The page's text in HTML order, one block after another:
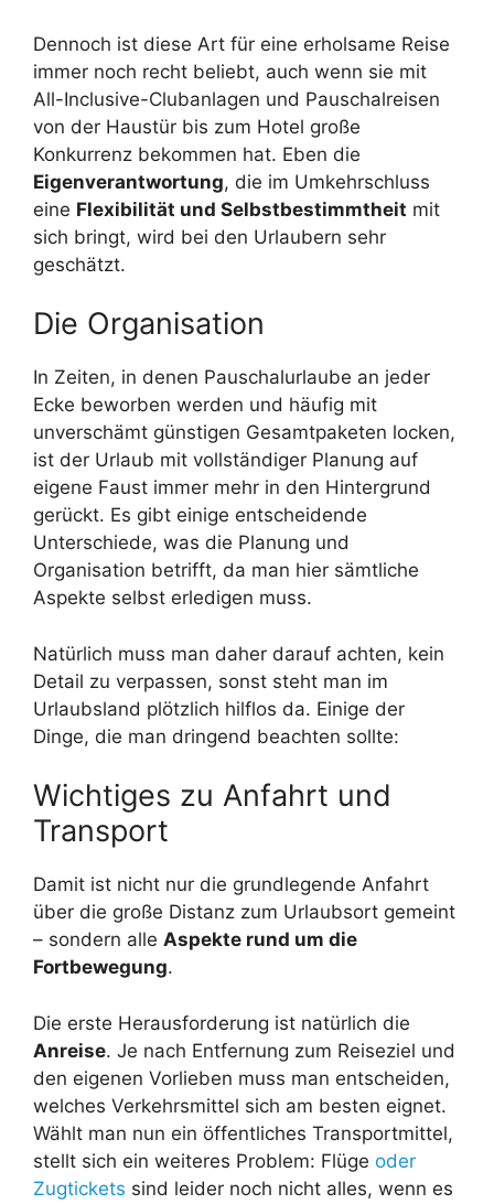
Dennoch ist diese Art für eine erholsame Reise
immer noch recht beliebt, auch wenn sie mit
All-Inclusive-Clubanlagen und Pauschalreisen
von der Haustür bis zum Hotel große
Konkurrenz bekommen hat. Eben die
Eigenverantwortung, die im Umkehrschluss
eine Flexibilität und Selbstbestimmtheit mit
sich bringt, wird bei den Urlaubern sehr
geschätzt.
Die Organisation
In Zeiten, in denen Pauschalurlaube an jeder
Ecke beworben werden und häufig mit
unverschämt günstigen Gesamtpaketen locken,
ist der Urlaub mit vollständiger Planung auf
eigene Faust immer mehr in den Hintergrund
gerückt. Es gibt einige entscheidende
Unterschiede, was die Planung und
Organisation betrifft, da man hier sämtliche
Aspekte selbst erledigen muss.
Natürlich muss man daher darauf achten, kein
Detail zu verpassen, sonst steht man im
Urlaubsland plötzlich hilflos da. Einige der
Dinge, die man dringend beachten sollte:
Wichtiges zu Anfahrt und
Transport
Damit ist nicht nur die grundlegende Anfahrt
über die große Distanz zum Urlaubsort gemeint
– sondern alle Aspekte rund um die
Fortbewegung.
Die erste Herausforderung ist natürlich die
Anreise. Je nach Entfernung zum Reiseziel und
den eigenen Vorlieben muss man entscheiden,
welches Verkehrsmittel sich am besten eignet.
Wählt man nun ein öffentliches Transportmittel,
stellt sich ein weiteres Problem: Flüge oder
Zugtickets sind leider noch nicht alles, wenn es